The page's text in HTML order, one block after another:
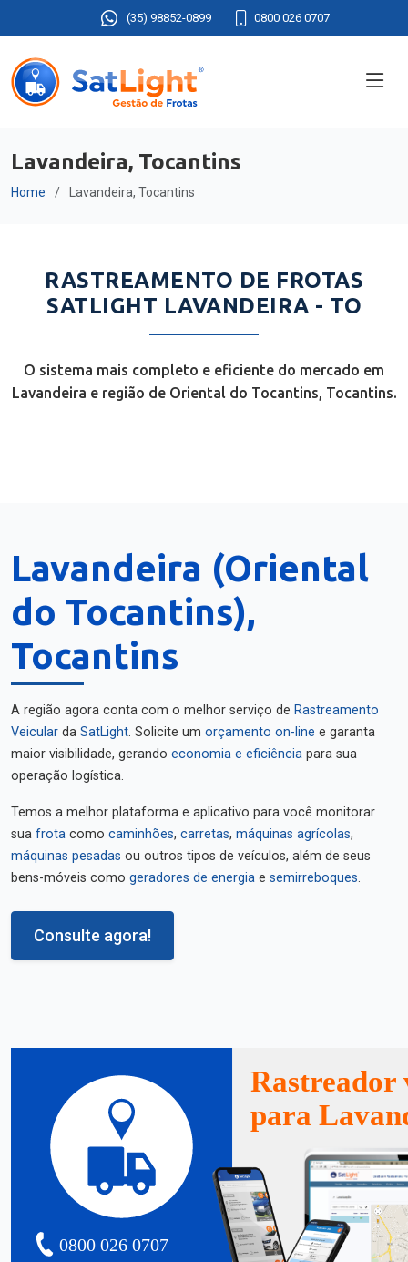
(35) 98852-0899 0800 026 0707
Lavandeira, Tocantins
Home Lavandeira, Tocantins
RASTREAMENTO DE FROTAS
SATLIGHT LAVANDEIRA - TO
O sistema mais completo e eficiente do mercado em
Lavandeira e região de Oriental do Tocantins, Tocantins.
Lavandeira (Oriental
do Tocantins),
Tocantins
A região agora conta com o melhor serviço de Rastreamento
Veicular da SatLight. Solicite um orçamento on-line e garanta
maior visibilidade, gerando economia e eficiência para sua
operação logística.
Temos a melhor plataforma e aplicativo para você monitorar
sua frota como caminhões, carretas, máquinas agrícolas,
máquinas pesadas ou outros tipos de veículos, além de seus
bens-móveis como geradores de energia e semirreboques.
Consulte agora!
0800 026 0707
Rastreador
para